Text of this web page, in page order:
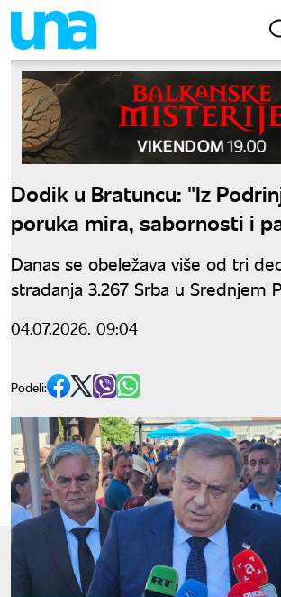
Dodik u Bratuncu: "Iz
poruka mira, sabornosti i
Danas se obeležava više od tri
stradanja 3.267 Srba u Srednjem
04.07.2026. 09:04
Podeli: